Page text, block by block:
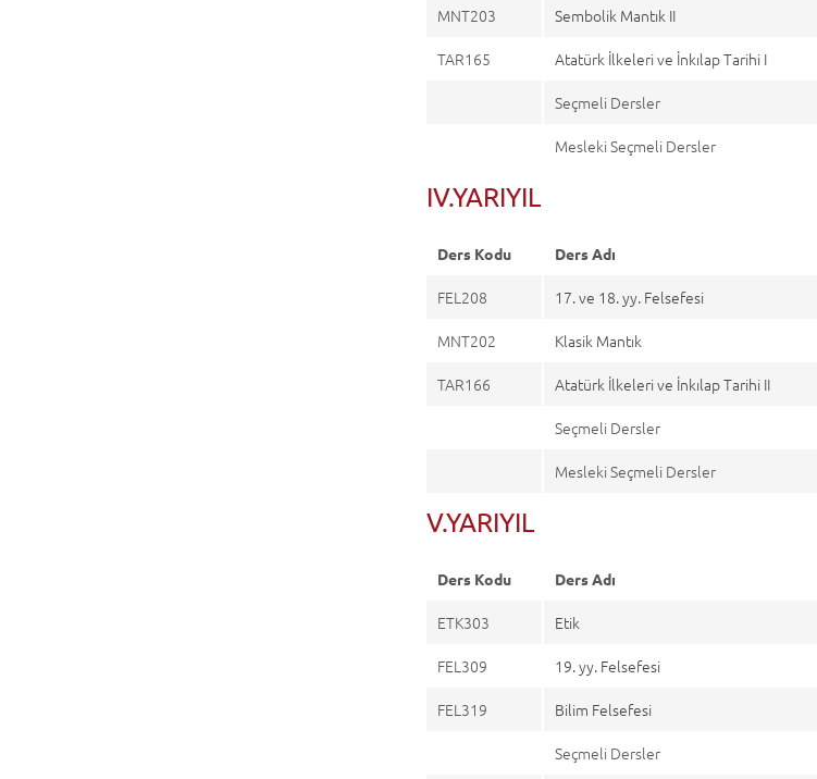
MNT203
Sembolik Mantık II
TAR165
Atatürk İlkeleri ve İnkılap Tarihi I
Seçmeli Dersler
Mesleki Seçmeli Dersler
IV.YARIYIL
Ders Kodu Ders Adı
FEL208 17. ve 18. yy. Felsefesi
MNT202
Klasik Mantık
TAR166
Atatürk İlkeleri ve İnkılap Tarihi II
Seçmeli Dersler
Mesleki Seçmeli Dersler
V.YARIYIL
Ders Kodu Ders Adı
ETK303 Etik
FEL309
19. yy. Felsefesi
FEL319
Bilim Felsefesi
Seçmeli Dersler